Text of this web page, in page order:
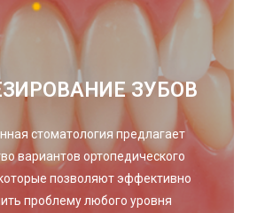
ЗУБОВ
стоматология предлагает
вариантов ортопедического
позволяют эффективно
проблему любого уровня